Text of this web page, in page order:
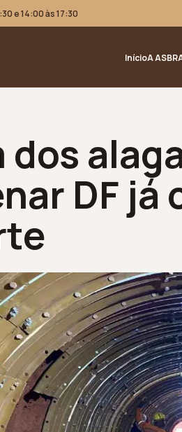
e 14:00 às 17:30
InícioA
dos
DF já